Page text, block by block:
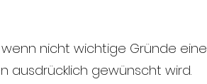
wenn nicht wichtige Gründe eine
ausdrücklich gewünscht wird.